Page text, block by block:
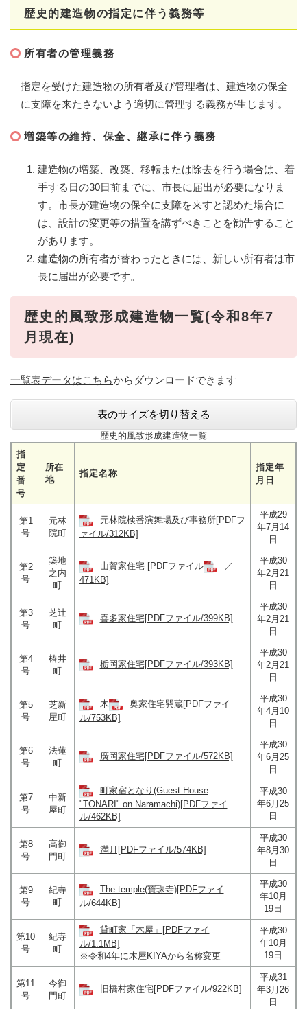
歴史的建造物の指定に伴う義務等
所有者の管理義務
指定を受けた建造物の所有者及び管理者は、建造物の保全
に支障を来たさないよう適切に管理する義務が生じます。
増築等の維持、保全、継承に伴う義務
建造物の増築、改築、移転または除去を行う場合は、着
手する日の30日前までに、市長に届出が必要になりま
す。市長が建造物の保全に支障を来すと認めた場合に
は、設計の変更等の措置を講ずべきことを勧告すること
があります。
建造物の所有者が替わったときには、新しい所有者は市
長に届出が必要です。
歴史的風致形成建造物一覧(令和8年7
月現在)
一覧表データはこちらからダウンロードできます
表のサイズを切り替える
歴史的風致形成建造物一覧
指
定
番
号
所在
地
指定名称
指定年
月日
第1
号
元林
院町
元林院検番演舞場及び事務所[PDFフ
ァイル/312KB]
平成29
年7月14
日
第2
号
築地
之内
町
山賀家住宅 [PDFファイル
／
471KB]
平成30
年2月21
日
第3
号
芝辻
町
喜多家住宅[PDFファイル/399KB]
平成30
年2月21
日
第4
号
椿井
町
栃岡家住宅[PDFファイル/393KB]
平成30
年2月21
日
第5
号
芝新
屋町
木
奥家住宅巽蔵[PDFファイ
ル/753KB]
平成30
年4月10
日
第6
号
法蓮
町
廣岡家住宅[PDFファイル/572KB]
平成30
年6月25
日
第7
号
中新
屋町
町家宿となり(Guest House
"TONARI" on Naramachi)[PDFファイ
ル/462KB]
平成30
年6月25
日
第8
号
高御
門町
満月[PDFファイル/574KB]
平成30
年8月30
日
第9
号
紀寺
町
The temple(寶珠寺)[PDFファイ
ル/644KB]
平成30
年10月
19日
第10
号
紀寺
町
貸町家「木屋」[PDFファイ
ル/1.1MB]
※令和4年に木屋KIYAから名称変更
平成30
年10月
19日
第11
号
今御
門町
旧橋村家住宅[PDFファイル/922KB]
平成31
年3月26
日